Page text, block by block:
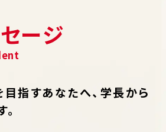
ージ
指すあなたへ、学長から